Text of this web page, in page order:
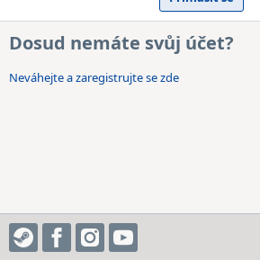
Dosud nemáte svůj účet?
Neváhejte a zaregistrujte se zde